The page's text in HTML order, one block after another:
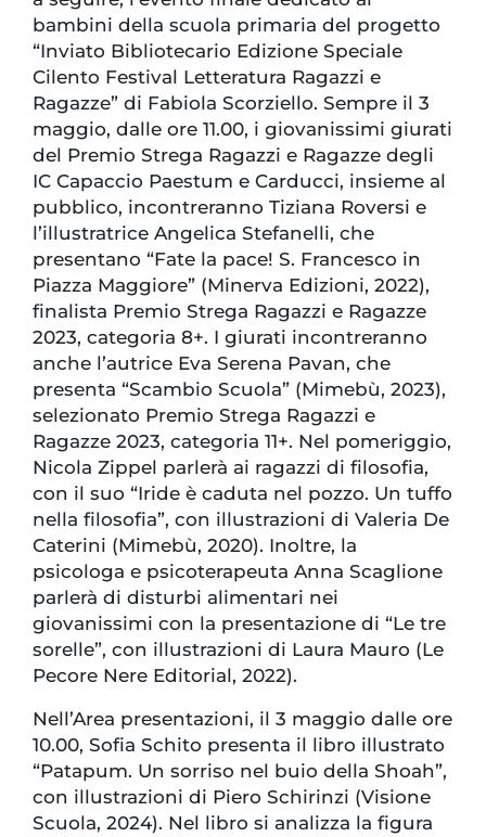
bambini della scuola primaria del progetto
“Inviato Bibliotecario Edizione Speciale
Cilento Festival Letteratura Ragazzi e
Ragazze” di Fabiola Scorziello. Sempre il 3
maggio, dalle ore 11.00, i giovanissimi giurati
del Premio Strega Ragazzi e Ragazze degli
IC Capaccio Paestum e Carducci, insieme al
pubblico, incontreranno Tiziana Roversi e
l’illustratrice Angelica Stefanelli, che
presentano “Fate la pace! S. Francesco in
Piazza Maggiore” (Minerva Edizioni, 2022),
finalista Premio Strega Ragazzi e Ragazze
2023, categoria 8+. I giurati incontreranno
anche l’autrice Eva Serena Pavan, che
presenta “Scambio Scuola” (Mimebù, 2023),
selezionato Premio Strega Ragazzi e
Ragazze 2023, categoria 11+. Nel pomeriggio,
Nicola Zippel parlerà ai ragazzi di filosofia,
con il suo “Iride è caduta nel pozzo. Un tuffo
nella filosofia”, con illustrazioni di Valeria De
Caterini (Mimebù, 2020). Inoltre, la
psicologa e psicoterapeuta Anna Scaglione
parlerà di disturbi alimentari nei
giovanissimi con la presentazione di “Le tre
sorelle”, con illustrazioni di Laura Mauro (Le
Pecore Nere Editorial, 2022).
Nell’Area presentazioni, il 3 maggio dalle ore
10.00, Sofia Schito presenta il libro illustrato
“Patapum. Un sorriso nel buio della Shoah”,
con illustrazioni di Piero Schirinzi (Visione
Scuola, 2024). Nel libro si analizza la figura